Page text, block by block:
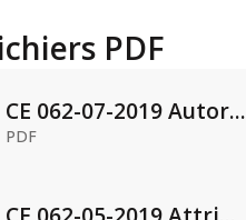
PDF
CE 062-07-2019 Autor...
PDF